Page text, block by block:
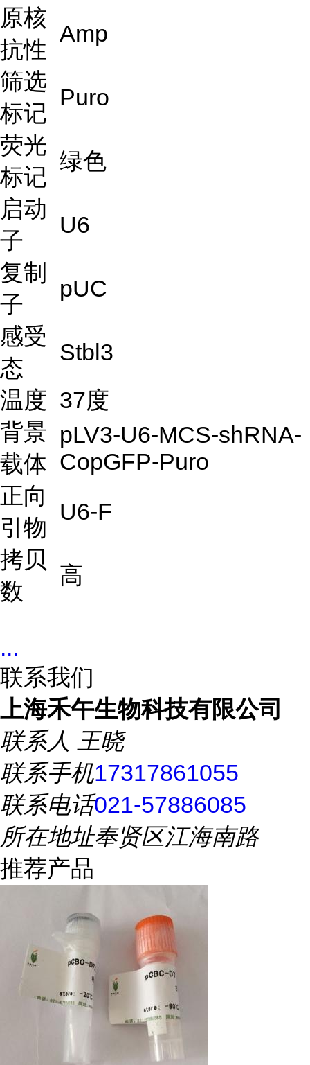
原核
抗性
Amp
筛选
标记
Puro
荧光
标记
绿色
启动
子
U6
复制
子
pUC
感受
态
Stbl3
温度 37度
背景
载体
pLV3-U6-MCS-shRNA-
CopGFP-Puro
正向
引物
U6-F
拷贝
数
高
...
联系我们
上海禾午生物科技有限公司
联系人 王晓
联系手机17317861055
联系电话021-57886085
所在地址奉贤区江海南路
推荐产品